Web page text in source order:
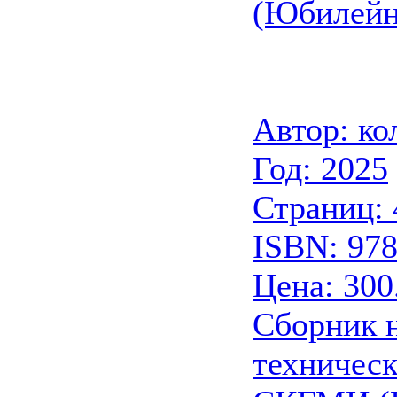
Автор:
Год: 2025
Страниц:
ISBN:
Цена:
Сборник